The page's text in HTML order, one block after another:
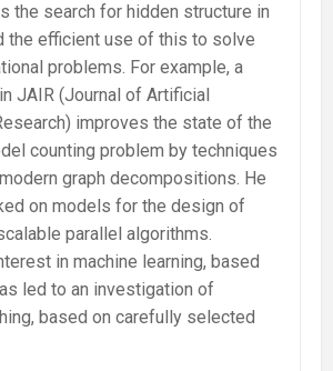
the search for hidden structure in
the efficient use of this to solve
problems. For example, a
JAIR (Journal of Artificial
improves the state of the
counting problem by techniques
graph decompositions. He
on models for the design of
parallel algorithms.
in machine learning, based
led to an investigation of
based on carefully selected